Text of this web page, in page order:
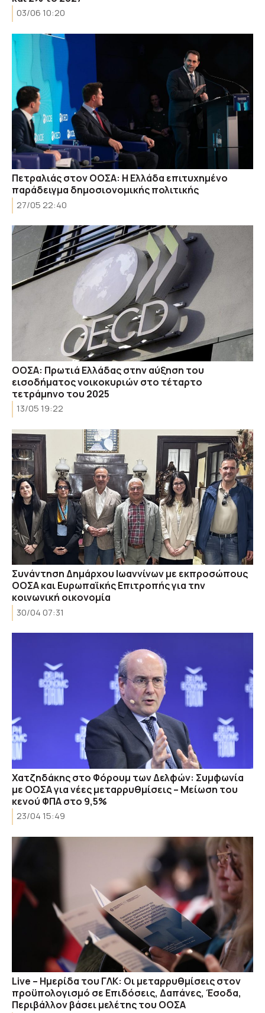
03/06 10:20
Πετραλιάς στον ΟΟΣΑ: Η Ελλάδα επιτυχημένο
παράδειγμα δημοσιονομικής πολιτικής
27/05 22:40
ΟΟΣΑ: Πρωτιά Ελλάδας στην αύξηση του
εισοδήματος νοικοκυριών στο τέταρτο
τετράμηνο του 2025
13/05 19:22
Συνάντηση Δημάρχου Ιωαννίνων με εκπροσώπους
ΟΟΣΑ και Ευρωπαϊκής Επιτροπής για την
κοινωνική οικονομία
30/04 07:31
Χατζηδάκης στο Φόρουμ των Δελφών: Συμφωνία
με ΟΟΣΑ για νέες μεταρρυθμίσεις – Μείωση του
κενού ΦΠΑ στο 9,5%
23/04 15:49
Live – Ημερίδα του ΓΛΚ: Οι μεταρρυθμίσεις στον
προϋπολογισμό σε Επιδόσεις, Δαπάνες, Έσοδα,
Περιβάλλον βάσει μελέτης του ΟΟΣΑ